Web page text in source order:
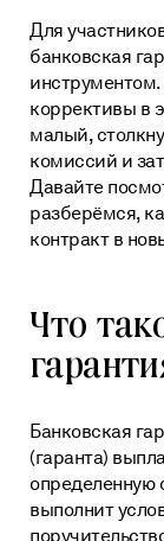
Проверка
Кредит на
Тендерное
Нормативные
FAQ
Техническая
О нас
Пресс-центр
Блог
Карьера
Контакты
Для
банковская
инструментом.
коррективы в
малый,
комиссий и
Давайте
разберёмся,
контракт в
Что
Банковская
(гаранта)
определенную
выполнит